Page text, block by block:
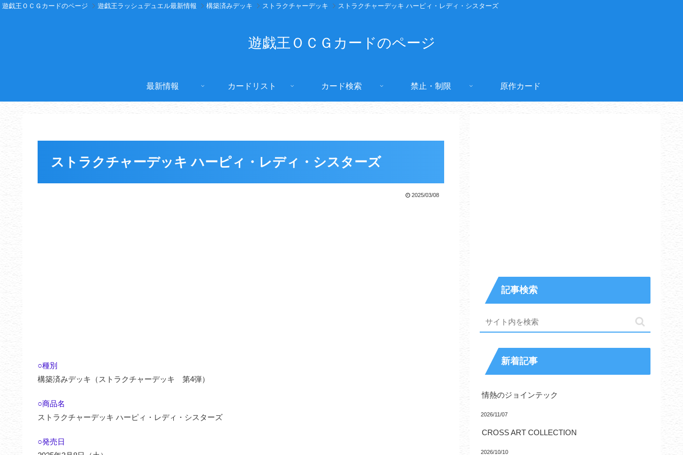
遊戯王ＯＣＧカードのページ 遊戯王ラッシュデュエル最新情報 構築済みデッキ ストラクチャーデッキ ストラクチャーデッキ ハーピィ・レディ・シスターズ
遊戯王ＯＣＧカードのページ
最新情報 カードリスト カード検索 禁止・制限 原作カード
ストラクチャーデッキ ハーピィ・レディ・シスターズ
2025/03/08
○種別
構築済みデッキ（ストラクチャーデッキ 第4弾）
○商品名
ストラクチャーデッキ ハーピィ・レディ・シスターズ
○発売日
記事検索
新着記事
情熱のジョインテック
2026/11/07
CROSS ART COLLECTION
2026/10/10